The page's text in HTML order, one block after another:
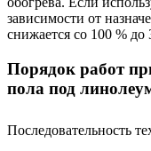
зависимости от
снижается со 100 % до
Порядок работ
пола под
Последовательность